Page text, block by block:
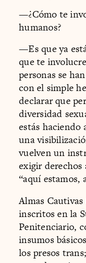
—¿Cómo te
humanos?
—Es que ya
que te
personas se
con el simple
declarar que
diversidad
estás haciendo
una
vuelven un
exigir derechos
“aquí estamos,
Almas
inscritos en la
Penitenciario,
insumos
los presos